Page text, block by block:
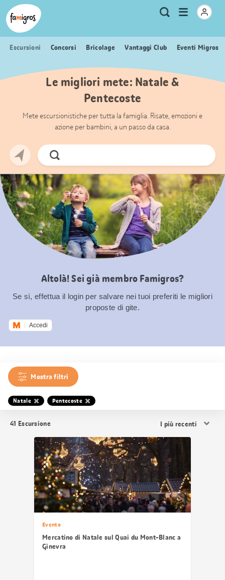
Navigazione
segnalibri
Header
Logo Metanavigazione
Ricerca
Apri
menu
Escursioni Concorsi Bricolage Vantaggi Club Eventi Migros
Le migliori mete: Natale &
Pentecoste
Mete escursionistiche per tutta la famiglia. Risate, emozioni e
azione per bambini, a un passo da casa.
Cerca
ora
Altolà! Sei già membro Famigros?
Se sì, effettua il login per salvare nei tuoi preferiti le migliori
proposte di gite.
Accedi
Mostra filtri
Natale Pentecoste
41 Escursione
i
risultati
Evento
Mercatino di Natale sul Quai du Mont-Blanc a
Ginevra